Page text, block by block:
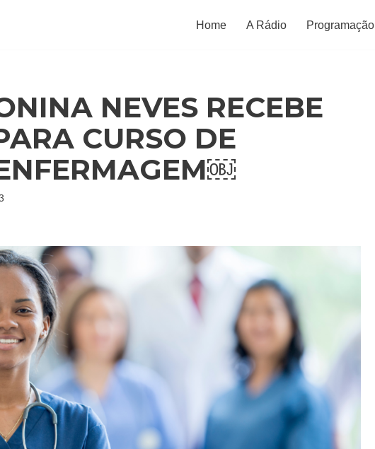
Home A Rádio Programação
NEVES RECEBE
CURSO DE